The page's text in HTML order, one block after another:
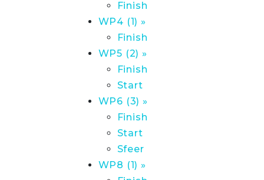
Finish
WP4 (1) »
Finish
WP5 (2) »
Finish
Start
WP6 (3) »
Finish
Start
Sfeer
WP8 (1) »